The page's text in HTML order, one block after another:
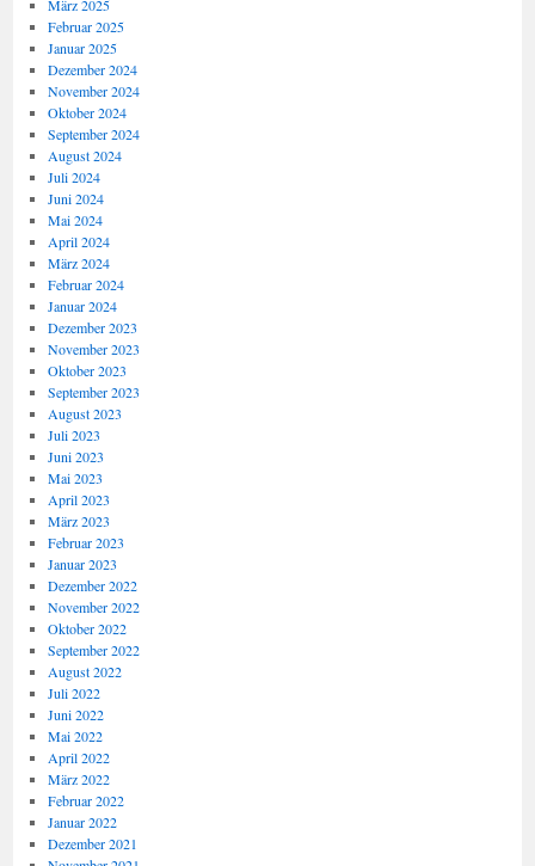
März 2025
Februar 2025
Januar 2025
Dezember 2024
November 2024
Oktober 2024
September 2024
August 2024
Juli 2024
Juni 2024
Mai 2024
April 2024
März 2024
Februar 2024
Januar 2024
Dezember 2023
November 2023
Oktober 2023
September 2023
August 2023
Juli 2023
Juni 2023
Mai 2023
April 2023
März 2023
Februar 2023
Januar 2023
Dezember 2022
November 2022
Oktober 2022
September 2022
August 2022
Juli 2022
Juni 2022
Mai 2022
April 2022
März 2022
Februar 2022
Januar 2022
Dezember 2021